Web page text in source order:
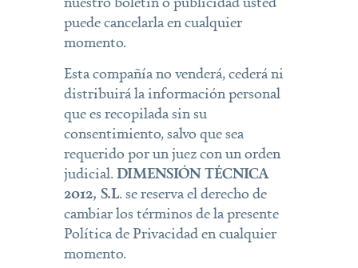
puede cancelarla en cualquier
momento.
Esta compañía no venderá, cederá ni
distribuirá la información personal
que es recopilada sin su
consentimiento, salvo que sea
requerido por un juez con un orden
judicial. DIMENSIÓN TÉCNICA
2012, S.L. se reserva el derecho de
cambiar los términos de la presente
Política de Privacidad en cualquier
momento.